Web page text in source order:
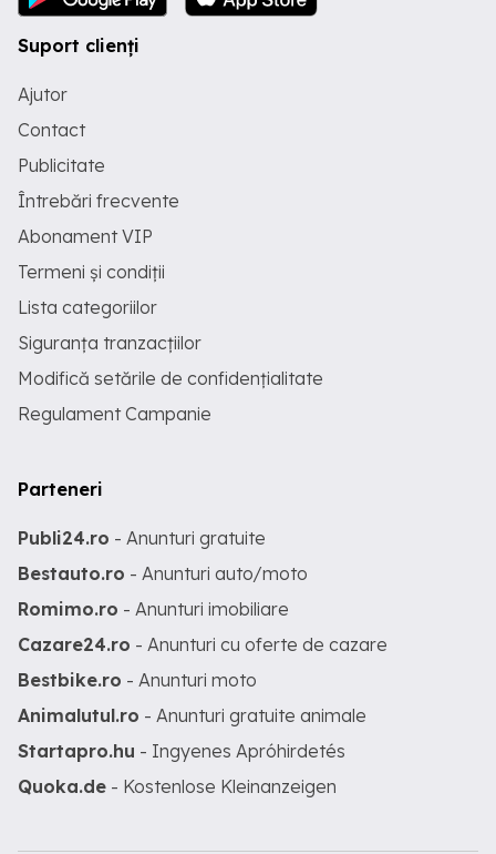
Suport clienți
Ajutor
Contact
Publicitate
Întrebări frecvente
Abonament VIP
Termeni și condiții
Lista categoriilor
Siguranța tranzacțiilor
Modifică setările de confidențialitate
Regulament Campanie
Parteneri
Publi24.ro - Anunturi gratuite
Bestauto.ro - Anunturi auto/moto
Romimo.ro - Anunturi imobiliare
Cazare24.ro - Anunturi cu oferte de cazare
Bestbike.ro - Anunturi moto
Animalutul.ro - Anunturi gratuite animale
Startapro.hu - Ingyenes Apróhirdetés
Quoka.de - Kostenlose Kleinanzeigen